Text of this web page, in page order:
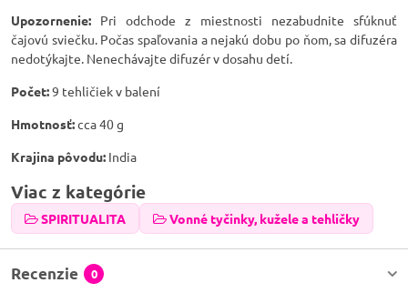
Upozornenie: Pri odchode z miestnosti nezabudnite sfúknuť
čajovú sviečku. Počas spaľovania a nejakú dobu po ňom, sa difuzéra
nedotýkajte. Nenechávajte difuzér v dosahu detí.
Počet:9 tehličiek v balení
Hmotnosť:cca 40 g
Krajina pôvodu: India
Viac z kategórie
SPIRITUALITA Vonné tyčinky, kužele a tehličky
Recenzie 0